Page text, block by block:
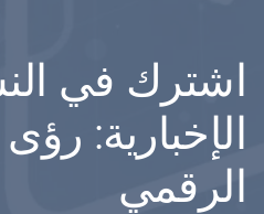
اشترك في
الإخبارية:
الرقمي